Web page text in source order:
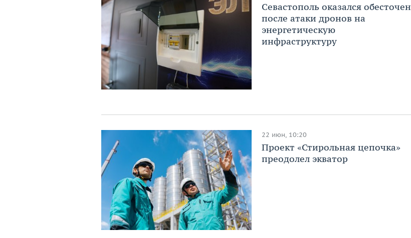
Севастополь оказался обесточен
после атаки дронов на
энергетическую
инфраструктуру
22 июн, 10:20
Проект «Стирольная цепочка»
преодолел экватор